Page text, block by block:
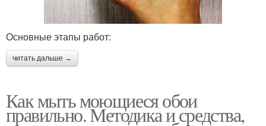
Основные этапы работ:
читать дальше →
Как мыть моющиеся обои
правильно. Методика и средства,